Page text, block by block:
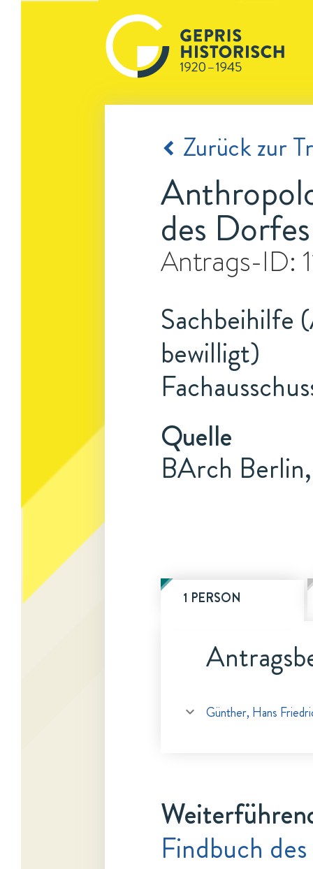
Zurück zur
des
Antrags-ID:
Sachbeihilfe
bewilligt)
Quelle
BArch
1 PERSON
Günther, Hans
Findbuch